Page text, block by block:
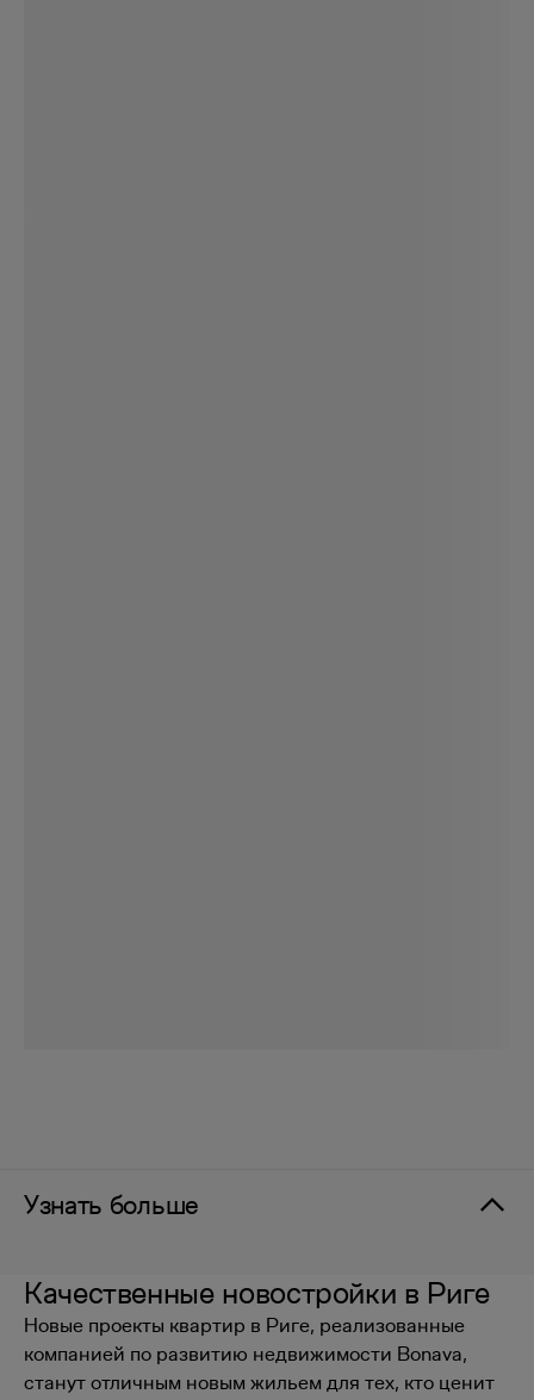
Узнать больше
Качественные новостройки в Риге
Новые проекты квартир в Риге, реализованные
компанией по развитию недвижимости Bonava,
станут отличным новым жильем для тех, кто ценит